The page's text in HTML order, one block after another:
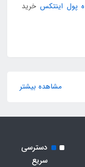
پول اینتکس خرید
مشاهده بیشتر
دسترسی
سریع